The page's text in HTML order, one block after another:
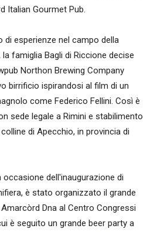
Italian Gourmet Pub.
esperienze nel campo della
famiglia Bagli di Riccione decise
Northon Brewing Company
birrificio ispirandosi al film di un
come Federico Fellini. Così è
sede legale a Rimini e stabilimento
di Apecchio, in provincia di
occasione dell'inaugurazione di
è stato organizzato il grande
Dna al Centro Congressi
è seguito un grande beer party a